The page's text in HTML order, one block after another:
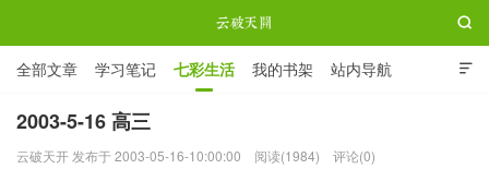

全部文章 学习笔记 七彩生活 我的书架 站内导航
ABOUT ME

2003-5-16 高三
云破天开 发布于 2003-05-16-10:00:00 阅读(1984) 评论(0)